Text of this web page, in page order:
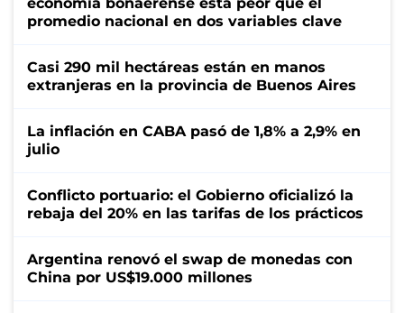
promedio nacional en dos variables clave
Casi 290 mil hectáreas están en manos
extranjeras en la provincia de Buenos Aires
La inflación en CABA pasó de 1,8% a 2,9% en
julio
Conflicto portuario: el Gobierno oficializó la
rebaja del 20% en las tarifas de los prácticos
Argentina renovó el swap de monedas con
China por US$19.000 millones